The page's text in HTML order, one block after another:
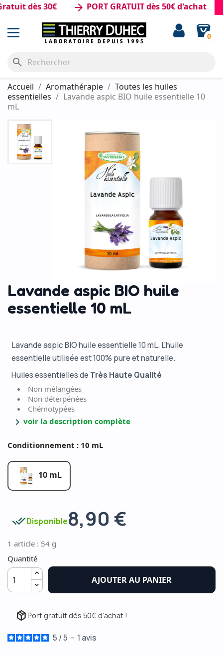
dès 30€ PORT GRATUIT dès 50€ d'achat
0
search
Accueil Aromathérapie
Toutes les huiles
essentielles
Lavande aspic BIO huile essentielle 10
mL
Lavande aspic BIO huile
essentielle 10 mL
Lavande aspic BIO huile essentielle 10 mL. L'huile
essentielle utilisée est 100% pure et naturelle.
Huiles essentielles de Très Haute Qualité
Non mélangées
Non déterpénées
Chémotypées
chevron_right voir la description complète
Conditionnement : 10 mL
10 mL
done_allDisponible8,90 €
1 article : 54 g
Quantité
AJOUTER AU PANIER
package_2 Port gratuit dès 50€ d'achat !
5 /5 - 1 avis